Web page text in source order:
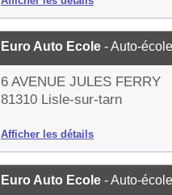
Euro Auto Ecole - Auto-école
6 AVENUE JULES FERRY
81310 Lisle-sur-tarn
Afficher les détails
Euro Auto Ecole - Auto-école